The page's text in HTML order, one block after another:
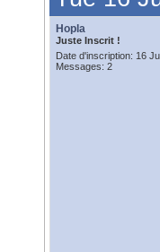
Hopla
Juste Inscrit !
Date d'inscription: 16
Messages: 2